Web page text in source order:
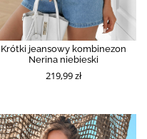
Krótki jeansowy kombinezon
Nerina niebieski
219,99 zł